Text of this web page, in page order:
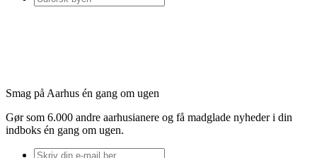
Smag på Aarhus én gang om ugen
Gør som 6.000 andre aarhusianere og få madglade nyheder i din
indboks én gang om ugen.